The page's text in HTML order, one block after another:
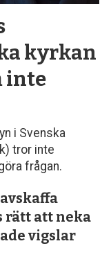
kyrkan
inte
i Svenska
tror inte
frågan.
rätt att neka
vigslar